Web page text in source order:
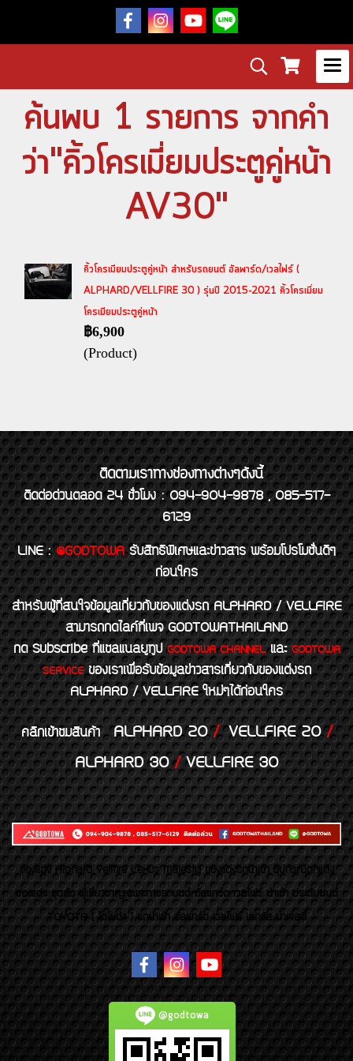
ค้นพบ 1 รายการ จากคำ
ว่า"คิ้วโครเมี่ยมประตูคู่หน้า
AV30"
คิ้วโครเมียมประตูคู่หน้า สำหรับรถยนต์ อัลพาร์ด/เวลไฟร์ (
ALPHARD/VELLFIRE 30 ) รุ่นปี 2015-2021 คิ้วโครเมี่ยม
โครเมียมประตูคู่หน้า
฿6,900
(Product)
ติดตามเราทางช่องทางต่างๆดังนี้
ติดต่อด่วนตลอด 24 ชั่วโมง : 094-904-9878 , 085-517-
6129
LINE : @GODTOWA รับสิทธิพิเศษและข่าวสาร พร้อมโปรโมชั่นดีๆ
ก่อนใคร
สำหรับผู้ที่สนใจข้อมูลเกี่ยวกับของแต่งรถ ALPHARD / VELLFIRE
สามารถกดไลค์ที่เพจ GODTOWATHAILAND
กด Subscribe ที่แชลแนลยูทูปGODTOWA CHANNELและGODTOWA
SERVICEของเราเพื่อรับข้อมูลข่าวสารเกี่ยวกับของแต่งรถ
ALPHARD / VELLFIRE ใหม่ๆได้ก่อนใคร
คลิกเข้าชมสินค้า ALPHARD 20/VELLFIRE 20/
ALPHARD 30/VELLFIRE 30
ของเเต่ง Alphard Vellfire Lexus Majesty ของเเต่งรถนำเข้า อุปกรณ์ตกแต่ง
ของแต่ง ชุดล้อ ผู้เชี่ยวชาญเฉพาะทางรถยนต์ อัลพาร์ด เวลไฟร์ นำเข้า ประดับยนต์
TOYOTA ( โตโยต้า ) รถนำเข้า อัลพาร์ด เวลไฟร์ เลกซัส มาเจสตี้
@godtowa